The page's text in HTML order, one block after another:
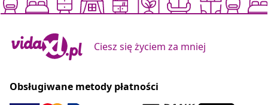
Ciesz się życiem za mniej
Obsługiwane metody płatności